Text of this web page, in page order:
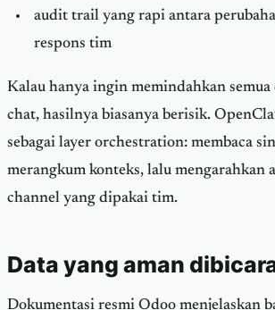
audit trail yang rapi antara
respons tim
Kalau hanya ingin memindahkan
chat, hasilnya biasanya berisik.
sebagai layer orchestration: membaca
merangkum konteks, lalu mengarahkan
channel yang dipakai tim.
Data yang aman
Dokumentasi resmi Odoo menjelaskan